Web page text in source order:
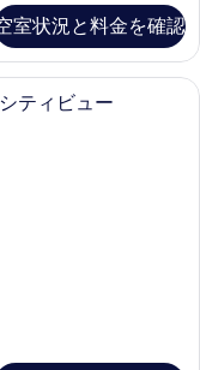
室状況と料金を確認
ダブルまたはツインルー
ティビュー